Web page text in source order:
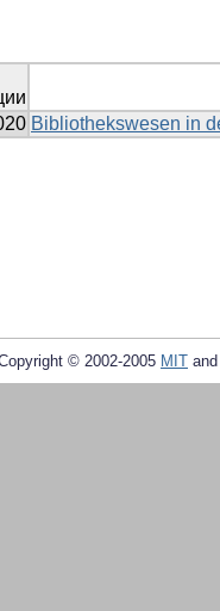
Bibliothekswesen in
© 2002-2005 MIT